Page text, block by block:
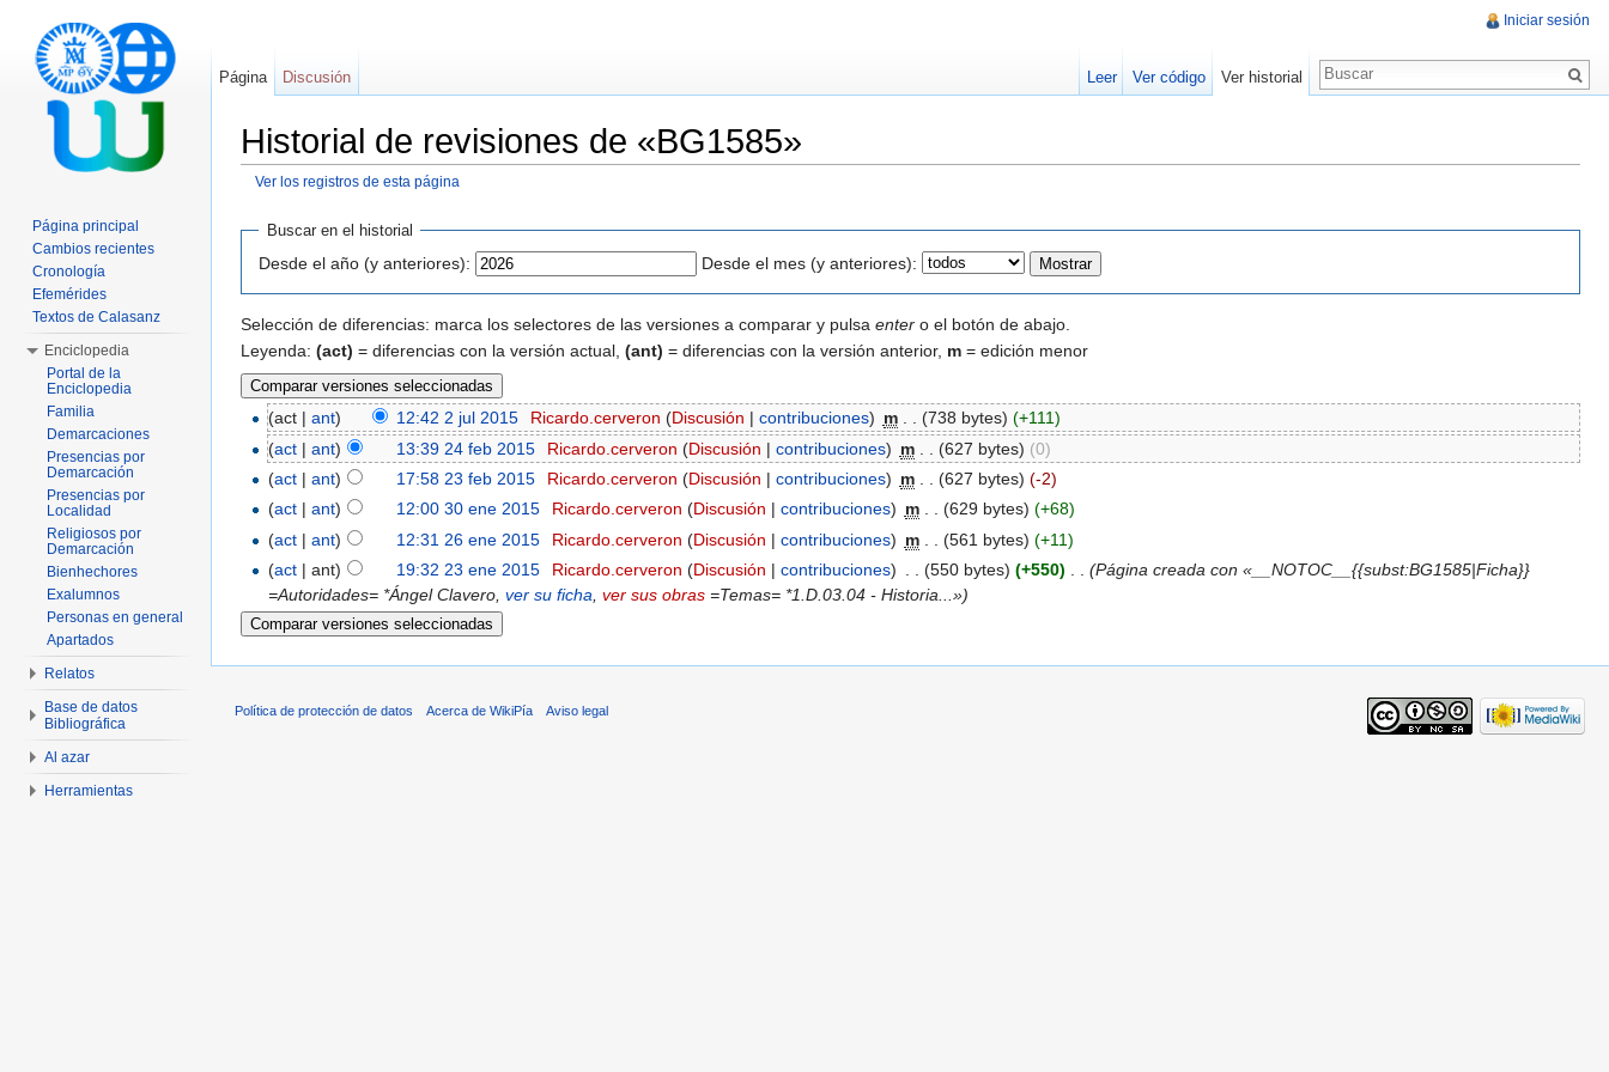
Historial de revisiones de «BG1585»
Ver los registros de esta página
Buscar en el historial
Desde el año (y anteriores): Desde el mes (y anteriores):
Selección de diferencias: marca los selectores de las versiones a comparar y pulsa enter o el botón de abajo.
Leyenda: (act) = diferencias con la versión actual, (ant) = diferencias con la versión anterior, m = edición menor
(act |ant) 12:42 2 jul 2015 Ricardo.cerveron (Discusión | contribuciones) m (738 bytes) (+111)
(act |ant) 13:39 24 feb 2015 Ricardo.cerveron (Discusión | contribuciones) m (627 bytes) (0)
(act |ant) 17:58 23 feb 2015 Ricardo.cerveron (Discusión | contribuciones) m (627 bytes) (-2)
(act |ant) 12:00 30 ene 2015 Ricardo.cerveron (Discusión | contribuciones) m . . (629 bytes) (+68)
(act |ant) 12:31 26 ene 2015 Ricardo.cerveron (Discusión | contribuciones) m (561 bytes) (+11)
(act | ant) 19:32 23 ene 2015 Ricardo.cerveron (Discusión | contribuciones) (550 bytes) (+550)
(Página creada con «__NOTOC__{{subst:BG1585|Ficha}}
=Autoridades= *Ángel Clavero,ver su ficha ,ver sus obras =Temas= *1.D.03.04 - Historia...»)
Iniciar sesión
Página Discusión Leer Ver código Ver historial
Página principal
Cambios recientes
Cronología
Efemérides
Textos de Calasanz
Enciclopedia
Portal de la
Enciclopedia
Familia
Demarcaciones
Presencias por
Demarcación
Presencias por
Localidad
Religiosos por
Demarcación
Bienhechores
Exalumnos
Personas en general
Apartados
Relatos
Base de datos
Bibliográfica
Al azar
Herramientas
Política de protección de datos Acerca de WikiPía Aviso legal